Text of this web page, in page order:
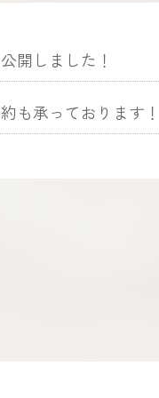
開しました！
も承っております！